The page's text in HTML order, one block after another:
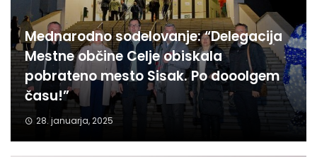
Mednarodno sodelovanje: “Delegacija
Mestne občine Celje obiskala
pobrateno mesto Sisak. Po dooolgem
času!”
28. januarja, 2025